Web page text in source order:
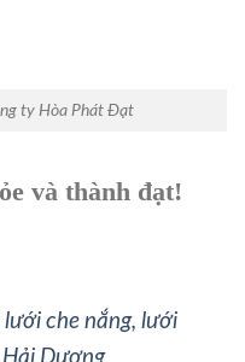
ty Hòa Phát Đạt
và thành đạt!
che nắng, lưới